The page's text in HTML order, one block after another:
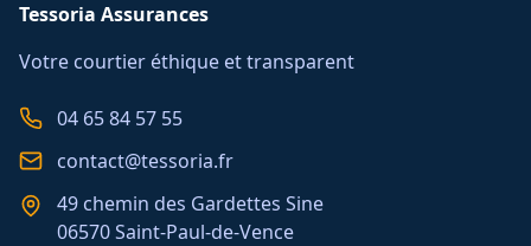
Tessoria Assurances
Votre courtier éthique et transparent
04 65 84 57 55
contact@tessoria.fr
49 chemin des Gardettes Sine
06570 Saint-Paul-de-Vence